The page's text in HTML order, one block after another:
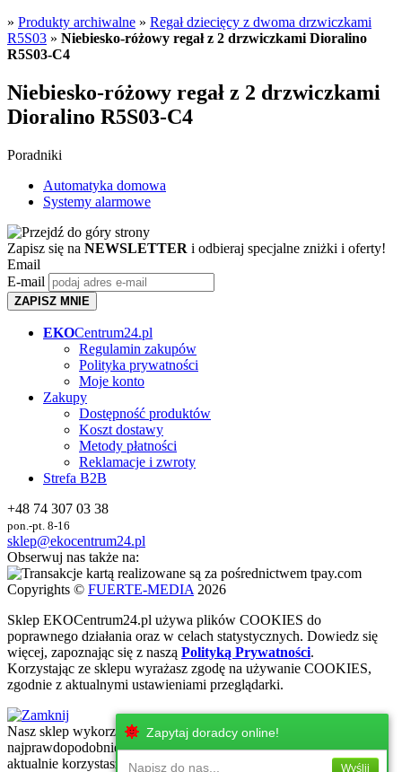
» Produkty archiwalne » Regał dziecięcy z dwoma drzwiczkami
R5S03 » Niebiesko-różowy regał z 2 drzwiczkami Dioralino
R5S03-C4
Niebiesko-różowy regał z 2 drzwiczkami
Dioralino R5S03-C4
Poradniki
Automatyka domowa
Systemy alarmowe
Zapisz się na NEWSLETTER i odbieraj specjalne zniżki i oferty!
Email
E-mail
ZAPISZ MNIE
EKOCentrum24.pl
Regulamin zakupów
Polityka prywatności
Moje konto
Zakupy
Dostępność produktów
Koszt dostawy
Metody płatności
Reklamacje i zwroty
Strefa B2B
+48 74 307 03 38
pon.-pt. 8-16
sklep@ekocentrum24.pl
Obserwuj nas także na:
Copyrights © FUERTE-MEDIA 2026
Sklep EKOCentrum24.pl używa plików COOKIES do
poprawnego działania oraz w celach statystycznych. Dowiedz się
więcej, zapoznając się z naszą Polityką Prywatności.
Korzystając ze sklepu wyrażasz zgodę na używanie COOKIES,
zgodnie z aktualnymi ustawieniami przeglądarki.
Nasz sklep wykorzystuje najnowsze technologie internetowe, które
najprawdopodobniej nie są wspierane przez urżadzenie, z którego
aktualnie korzystasz. Zachęcamy do korzystania z urzadzeń z
Zapytaj doradcy online!
Napisz do nas... Wyślij